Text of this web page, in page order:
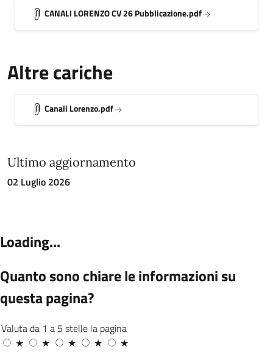
CANALI LORENZO CV 26 Pubblicazione.pdf
Altre cariche
Canali Lorenzo.pdf
Ultimo aggiornamento
02 Luglio 2026